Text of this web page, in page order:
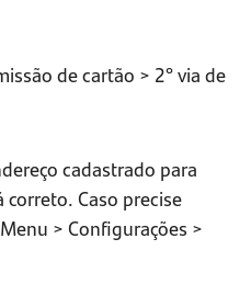
de cartão > 2° via de
cadastrado para
Caso precise
> Configurações >